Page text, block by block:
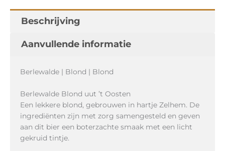
Beschrijving
Aanvullende informatie
Berlewalde | Blond | Blond
Berlewalde Blond uut ’t Oosten
Een lekkere blond, gebrouwen in hartje Zelhem. De
ingrediënten zijn met zorg samengesteld en geven
aan dit bier een boterzachte smaak met een licht
gekruid tintje.